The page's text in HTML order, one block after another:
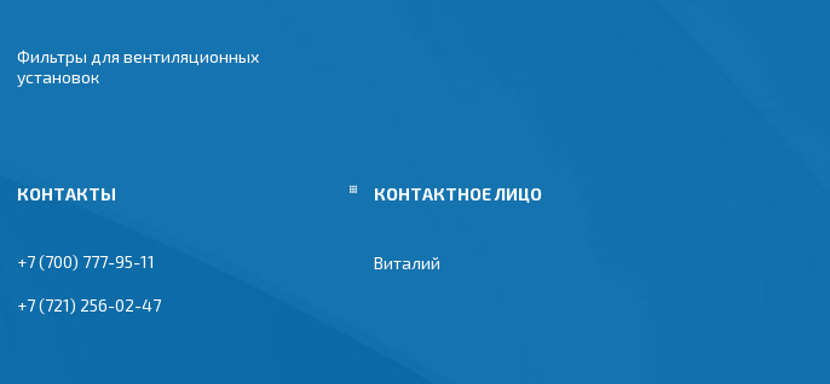
Фильтры для вентиляционных
установок
+7 (700) 777-95-11
+7 (721) 256-02-47
Виталий